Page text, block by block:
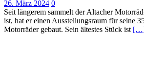
26. März 2024 0
Seit längerem sammelt der Altacher
ist, hat er einen Ausstellungsraum für seine
Motorräder gebaut. Sein ältestes Stück ist